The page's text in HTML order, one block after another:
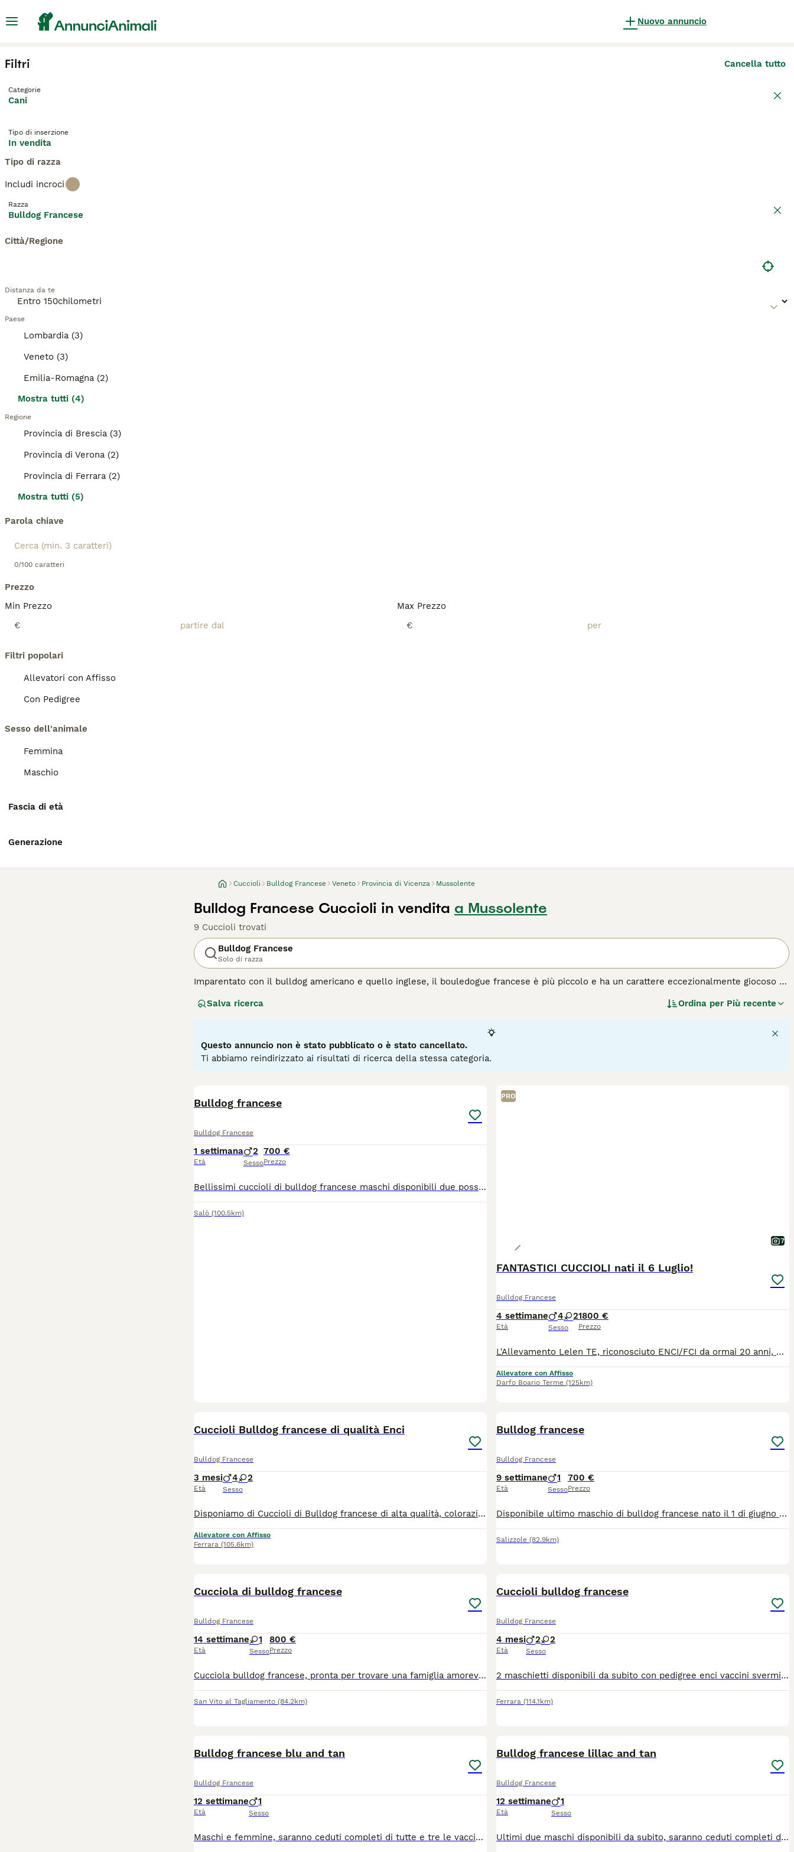
Nuovo annuncio
Filtri Cancella tutto
Categorie
Cani
Tipo di inserzione
In vendita
Tipo di razza
Includi incroci
Razza
Bulldog Francese
Città/Regione
Distanza da te
Paese
Lombardia (3)
Veneto (3)
Emilia-Romagna (2)
Mostra tutti (4)
Regione
Provincia di Brescia (3)
Provincia di Verona (2)
Provincia di Ferrara (2)
Mostra tutti (5)
Parola chiave
0/100 caratteri
Prezzo
Min Prezzo
€
Max Prezzo
€
Filtri popolari
Allevatori con Affisso
Con Pedigree
Sesso dell'animale
Femmina
Maschio
Fascia di età
Generazione
Cuccioli Bulldog Francese Veneto Provincia di Vicenza Mussolente
Bulldog Francese Cuccioli in vendita a Mussolente
9 Cuccioli trovati
Bulldog Francese
Solo di razza
Imparentato con il bulldog americano e quello inglese, il bouledogue francese è più piccolo e ha un carattere eccezionalmente giocoso e
in altre parti del mondo. I bouledogue francesi ricercano un sacco di attenzioni e amano niente di meglio che trascorrere del tempo con i
Leggi la nostra pagina di consigli sul Bouledogue Francese per informazioni su questa razza di cane.
Salva ricerca Ordina per Più recente
Questo annuncio non è stato pubblicato o è stato cancellato.
Ti abbiamo reindirizzato ai risultati di ricerca della stessa categoria.
Bulldog francese
Bulldog Francese
1 settimana
Età
2
Sesso
700 €
Prezzo
Bellissimi cuccioli di bulldog francese maschi disponibili due possibile ritiro a fine luglio Con possibilità di visionare i genitori
Salò (100.5km)
PRO
7
FANTASTICI CUCCIOLI nati il 6 Luglio!
Bulldog Francese
4 settimane
Età
4 2
Sesso
1800 €
Prezzo
L'Allevamento Lelen TE, riconosciuto ENCI/FCI da ormai 20 anni, mette a disposizione una splendida cucciolata frutto di un'attenta selezione morfologica, genetica e caratteriale. Padre: Multi Gr. Ch. Ghattas Arminius Madre: Srcky's Pocahontas L'esperienza maturata in oltre due decenni di allevamento e selezione cinofila rappresenta oggi la base del nostro progetto dedicato anche al Bouledogue Francese, con l'obiettivo di allevare soggetti sani, equilibrati e pienamente rispondenti allo standard di razza. Crescono in ambiente familiare, seguiti quotidianamente con un programma di Bio Sensor (Early Neurological Stimulation), socializzazione precoce e arricchimento ambientale, fondamentali per un corretto sviluppo psicofisico. Saranno ceduti al termine del corretto periodo di svezzamento con: • Pedigree ENCI • Microchip • Iscrizione all'Anagrafe Canina • Ciclo completo di sverminazioni • Doppia vaccinazione • Libretto sanitario • Certificato veterinario di buona salute • Kit cucciolo • Assistenza post-affido h24. I cuccioli saranno affidati esclusivamente a famiglie accuratamente selezionate. Richiesta la massima serietà.
Allevatore con Affisso
Darfo Boario Terme (125km)
Cuccioli Bulldog francese di qualità Enci
Bulldog Francese
3 mesi
Età
4 2
Sesso
Disponiamo di Cuccioli di Bulldog francese di alta qualità, colorazione Caille, con pedigree ENCI, da genitori testati e Campioni di Bellezza FCI.
Allevatore con Affisso
Ferrara (105.6km)
Bulldog francese
Bulldog Francese
9 settimane
Età
1
Sesso
700 €
Prezzo
Disponibile ultimo maschio di bulldog francese nato il 1 di giugno viene ceduto con 4 sverminazioni 1 vaccino e il suo libretto sanitario Ii genitori sono miei e sono visibili per altri informazioni chiamate pure sul cellulare o lasciate un messaggio grazie 3275326731
Salizzole (82.9km)
Cucciola di bulldog francese
Bulldog Francese
14 settimane
Età
1
Sesso
800 €
Prezzo
Cucciola bulldog francese, pronta per trovare una famiglia amorevole. Nata il 29 aprile, con cip e vaccino regolare.
San Vito al Tagliamento (84.2km)
Cuccioli bulldog francese
Bulldog Francese
4 mesi
Età
2 2
Sesso
2 maschietti disponibili da subito con pedigree enci vaccini sverminazioni cip inserito genitori testati DNA depositato
Ferrara (114.1km)
Bulldog francese blu and tan
Bulldog Francese
12 settimane
Età
1
Sesso
Maschi e femmine, saranno ceduti completi di tutte e tre le vaccinazioni, microchip e documenti, all'età di tre mesi. cuccioli selezionati per avere una corretta, struttura morfologia e respirazione, certificato visita medica, esente da problemi cardiaci e patella, per qualsiasi informazione SEGUICI SU ISTAGRAM: MYBLUFRENCHBULLDOG e contatta il 3485432514
Bulldog francese lillac and tan
Bulldog Francese
12 settimane
Età
1
Sesso
Ultimi due maschi disponibili da subito, saranno ceduti completi di tutte le vaccinazioni, microchip libretto sanitario, i cuccioli sono selezionati, per avere una corretta struttura morfologia e respirazione, per qualsiasi informazione, seguici su Istagram: MYBLUFRENCHBULLDOG E CONTATTA IL 3485432514